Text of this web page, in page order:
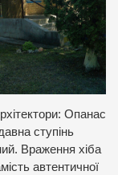
Опанас
ступінь
Враження хіба
автентичної